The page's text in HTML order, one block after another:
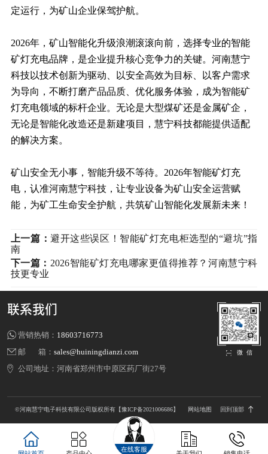
定运行，为矿山企业保驾护航。
2026年，矿山智能化升级浪潮滚滚向前，选择专业的智能
矿灯充电品牌，是企业提升核心竞争力的关键。河南慧宁
科技以技术创新为驱动、以安全高效为目标、以客户需求
为导向，不断打磨产品品质、优化服务体验，成为智能矿
灯充电领域的标杆企业。无论是大型煤矿还是金属矿企，
无论是智能化改造还是新建项目，慧宁科技都能提供适配
的解决方案。
矿山安全无小事，智能升级不等待。2026年智能矿灯充
电，认准河南慧宁科技，让专业设备为矿山安全运营赋
能，为矿工生命安全护航，共筑矿山智能化发展新未来！
上一篇：避开这些误区！智能矿灯充电柜选型的“避坑”指
南
下一篇：2026智能矿灯充电哪家更值得推荐？河南慧宁科
技更专业
联系我们
营销热销： 18603716773
邮 箱： sales@huiningdianzi.com
公司地址： 河南省郑州市中原区药厂街27号
微 信
©河南慧宁电子科技有限公司版权所有【豫ICP备2021006686】 网站地图 回到顶部
在线客服